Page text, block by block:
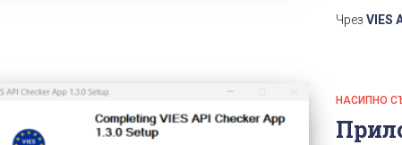
Чрез VIES
НАСИПНО